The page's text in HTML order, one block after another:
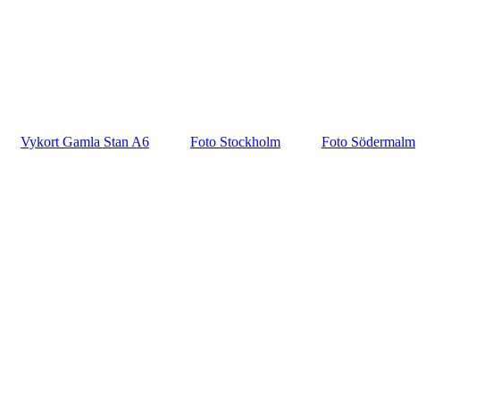
Vykort Gamla Stan A6 Foto Stockholm Foto Södermalm